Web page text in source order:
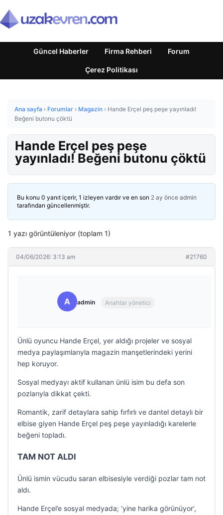
Güncel Haberler Firma Rehberi Forum
Çerez Politikası
Ana sayfa › Forumlar › Magazin › Hande Erçel peş peşe yayınladı!
Beğeni butonu çöktü
Hande Erçel peş peşe
yayınladı! Beğeni butonu çöktü
Bu konu 0 yanıt içerir, 1 izleyen vardır ve en son 2 ay önce admin
tarafından güncellenmiştir.
1 yazı görüntüleniyor (toplam 1)
04/06/2026: 3:13 am #21760
A admin Anahtar yönetici
Ünlü oyuncu Hande Erçel, yer aldığı projeler ve sosyal
medya paylaşımlarıyla magazin manşetlerindeki yerini
hep koruyor.
Sosyal medyayı aktif kullanan ünlü isim bu defa son
pozlarıyla dikkat çekti.
Romantik, zarif detaylara sahip fırfırlı ve dantel detaylı bir
elbise giyen Hande Erçel peş peşe yayınladığı karelerle
beğeni topladı.
TAM NOT ALDI
Ünlü ismin vücudu saran elbisesiyle verdiği pozlar tam not
aldı.
Hande Erçel’e sosyal medyada; ‘yine harika görünüyor’,